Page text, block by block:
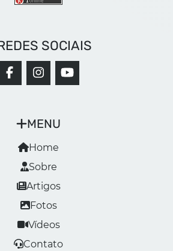
MENU
Home
Sobre
Artigos
Fotos
Vídeos
Contato
SOCIAIS